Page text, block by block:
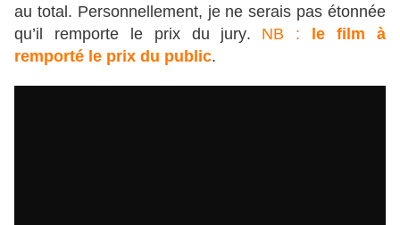
au total. Personnellement, je ne serais pas étonnée
qu’il remporte le prix du jury. NB :
le film à
remporté le prix du public.